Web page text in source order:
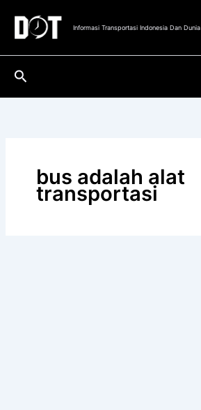
konten
Informasi Transportasi Indonesia Dan Dunia
Cari
bus adalah alat
transportasi